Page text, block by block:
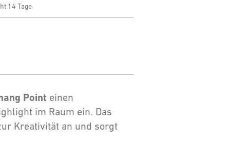
14 Tage
Point einen
im Raum ein. Das
Kreativität an und sorgt